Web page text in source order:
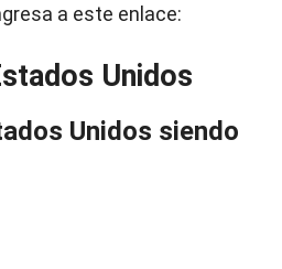
a este enlace:
Unidos
Unidos siendo